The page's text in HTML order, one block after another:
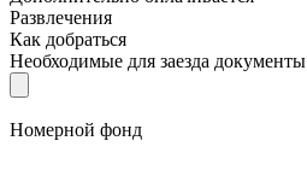
Развлечения
Как добраться
Необходимые для заезда документы
Номерной фонд